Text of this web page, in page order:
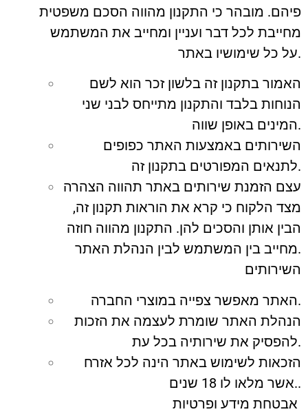
פיהם. מובהר כי התקנון מהווה הסכם משפטית
מחייבת לכל דבר ועניין ומחייב את המשתמש
על כל שימושיו באתר.
האמור בתקנון זה בלשון זכר הוא לשם
הנוחות בלבד והתקנון מתייחס לבני שני
המינים באופן שווה.
השירותים באמצעות האתר כפופים
לתנאים המפורטים בתקנון זה.
עצם הזמנת שירותים באתר תהווה הצהרה
מצד הלקוח כי קרא את הוראות תקנון זה,
הבין אותן והסכים להן. התקנון מהווה חוזה
מחייב בין המשתמש לבין הנהלת האתר.
השירותים
האתר מאפשר צפייה במוצרי החברה.
הנהלת האתר שומרת לעצמה את הזכות
להפסיק את שירותיה בכל עת.
הזכאות לשימוש באתר הינה לכל אזרח
אשר מלאו לו 18 שנים..